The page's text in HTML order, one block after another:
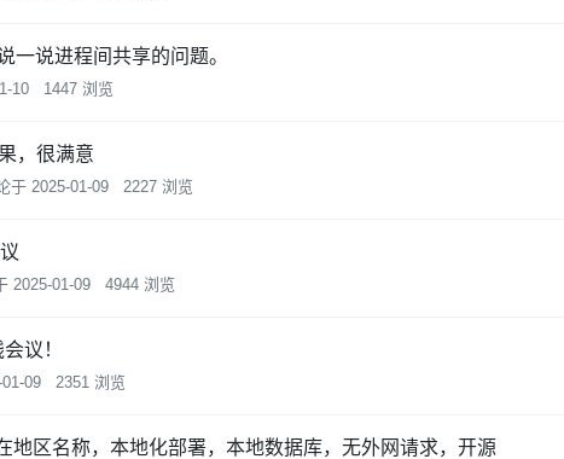
一说进程间共享的问题。
10 1447 浏览
，很满意
于 2025-01-09 2227 浏览
2025-01-09 4944 浏览
议！
09 2351 浏览
地区名称，本地化部署，本地数据库，无外网请求，开源